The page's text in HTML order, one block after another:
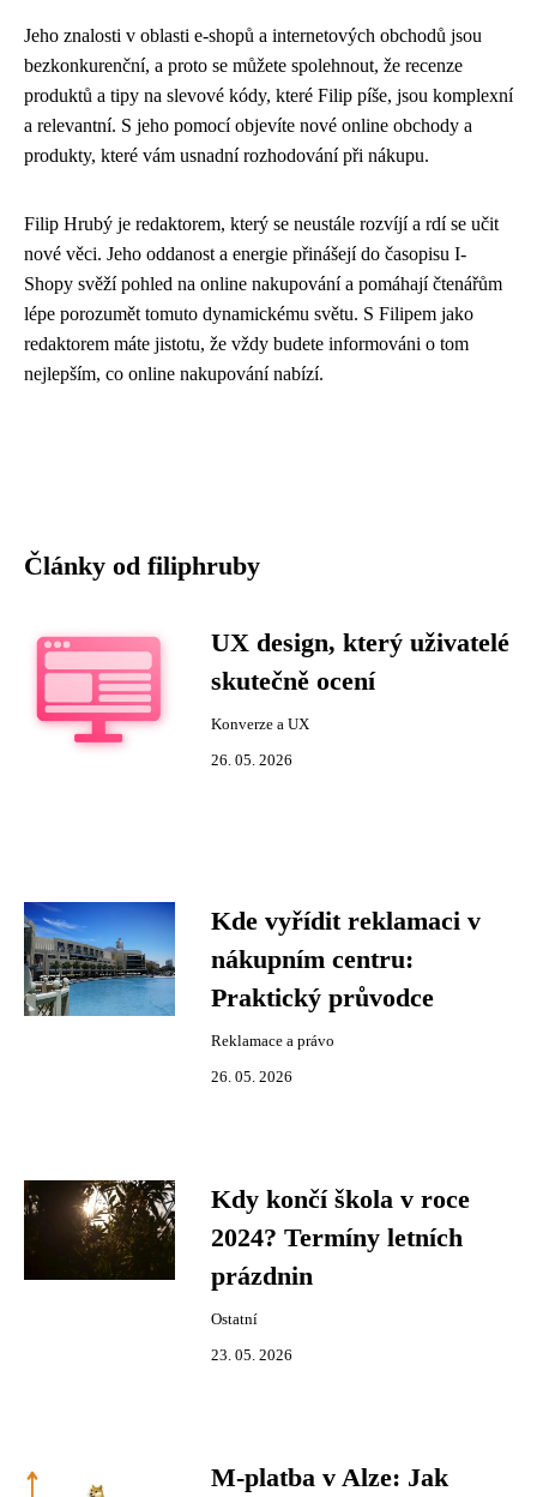
Jeho znalosti v oblasti e-shopů a internetových obchodů jsou
bezkonkurenční, a proto se můžete spolehnout, že recenze
produktů a tipy na slevové kódy, které Filip píše, jsou komplexní
a relevantní. S jeho pomocí objevíte nové online obchody a
produkty, které vám usnadní rozhodování při nákupu.
Filip Hrubý je redaktorem, který se neustále rozvíjí a rdí se učit
nové věci. Jeho oddanost a energie přinášejí do časopisu I-
Shopy svěží pohled na online nakupování a pomáhají čtenářům
lépe porozumět tomuto dynamickému světu. S Filipem jako
redaktorem máte jistotu, že vždy budete informováni o tom
nejlepším, co online nakupování nabízí.
Články od filiphruby
UX design, který uživatelé
skutečně ocení
Konverze a UX
26. 05. 2026
Kde vyřídit reklamaci v
nákupním centru:
Praktický průvodce
Reklamace a právo
26. 05. 2026
Kdy končí škola v roce
2024? Termíny letních
prázdnin
Ostatní
23. 05. 2026
M-platba v Alze: Jak